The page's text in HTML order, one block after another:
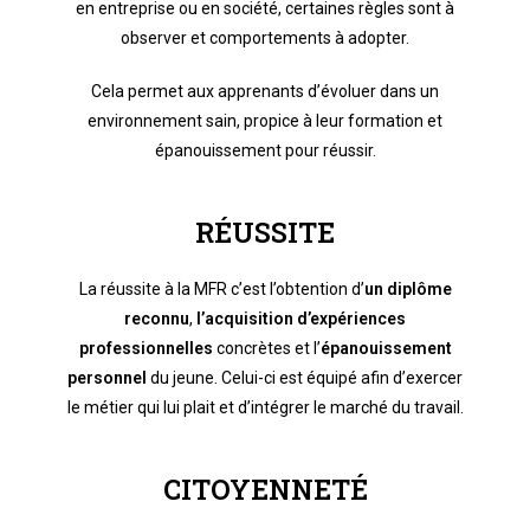
en entreprise ou en société, certaines règles sont à
observer et comportements à adopter.
Cela permet aux apprenants d’évoluer dans un
environnement sain, propice à leur formation et
épanouissement pour réussir.
RÉUSSITE
La réussite à la MFR c’est l’obtention d’un diplôme
reconnu, l’acquisition d’expériences
professionnelles concrètes et l’épanouissement
personnel du jeune. Celui-ci est équipé afin d’exercer
le métier qui lui plait et d’intégrer le marché du travail.
CITOYENNETÉ